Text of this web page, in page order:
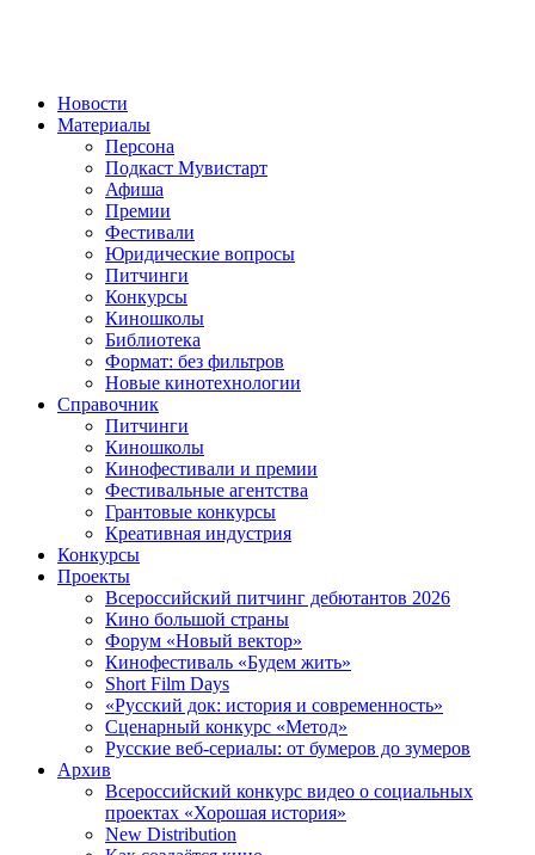
Новости
Материалы
Персона
Подкаст Мувистарт
Афиша
Премии
Фестивали
Юридические вопросы
Питчинги
Конкурсы
Киношколы
Библиотека
Формат: без фильтров
Новые кинотехнологии
Справочник
Питчинги
Киношколы
Кинофестивали и премии
Фестивальные агентства
Грантовые конкурсы
Креативная индустрия
Конкурсы
Проекты
Всероссийский питчинг дебютантов 2026
Кино большой страны
Форум «Новый вектор»
Кинофестиваль «Будем жить»
Short Film Days
«Русский док: история и современность»
Сценарный конкурс «Метод»
Русские веб-сериалы: от бумеров до зумеров
Архив
Всероссийский конкурс видео о социальных
проектах «Хорошая история»
New Distribution